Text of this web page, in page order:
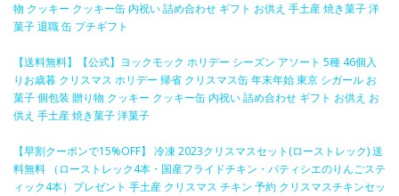
物 クッキー クッキー缶 内祝い 詰め合わせ ギフト お供え 手土産 焼き菓子 洋
菓子 退職 缶 プチギフト
【送料無料】【公式】ヨックモック ホリデー シーズン アソート 5種 46個入
りお歳暮 クリスマス ホリデー 帰省 クリスマス缶 年末年始 東京 シガール お
菓子 個包装 贈り物 クッキー クッキー缶 内祝い 詰め合わせ ギフト お供え お
供え 手土産 焼き菓子 洋菓子
【早割クーポンで15%OFF】 冷凍 2023クリスマスセット(ローストレック) 送
料無料 （ローストレック4本・国産フライドチキン・パティシエのりんごステ
ィック4本）プレゼント 手土産 クリスマス チキン 予約 クリスマスチキンセッ